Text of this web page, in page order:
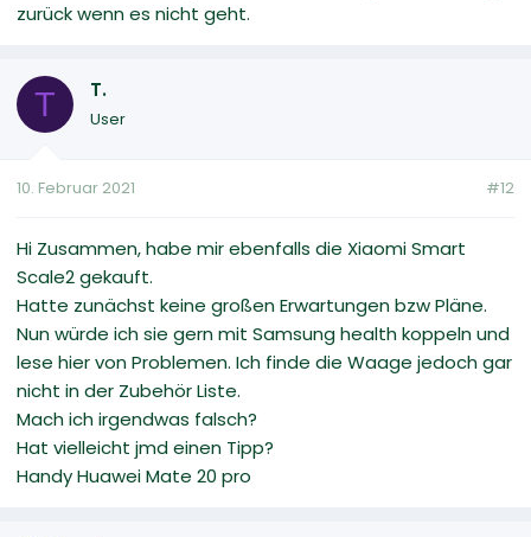
zurück wenn es nicht geht.
T T.
User
10. Februar 2021 #12
Hi Zusammen, habe mir ebenfalls die Xiaomi Smart
Scale2 gekauft.
Hatte zunächst keine großen Erwartungen bzw Pläne.
Nun würde ich sie gern mit Samsung health koppeln und
lese hier von Problemen. Ich finde die Waage jedoch gar
nicht in der Zubehör Liste.
Mach ich irgendwas falsch?
Hat vielleicht jmd einen Tipp?
Handy Huawei Mate 20 pro